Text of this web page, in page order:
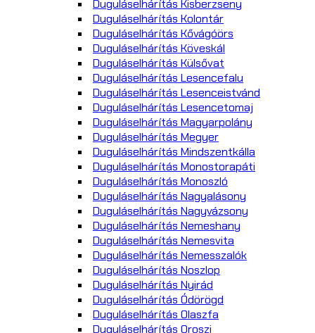
Duguláselhárítás Kisberzseny
Duguláselhárítás Kolontár
Duguláselhárítás Kővágóörs
Duguláselhárítás Köveskál
Duguláselhárítás Külsővat
Duguláselhárítás Lesencefalu
Duguláselhárítás Lesenceistvánd
Duguláselhárítás Lesencetomaj
Duguláselhárítás Magyarpolány
Duguláselhárítás Megyer
Duguláselhárítás Mindszentkálla
Duguláselhárítás Monostorapáti
Duguláselhárítás Monoszló
Duguláselhárítás Nagyalásony
Duguláselhárítás Nagyvázsony
Duguláselhárítás Nemeshany
Duguláselhárítás Nemesvita
Duguláselhárítás Nemesszalók
Duguláselhárítás Noszlop
Duguláselhárítás Nyirád
Duguláselhárítás Ódörögd
Duguláselhárítás Olaszfa
Duguláselhárítás Oroszi